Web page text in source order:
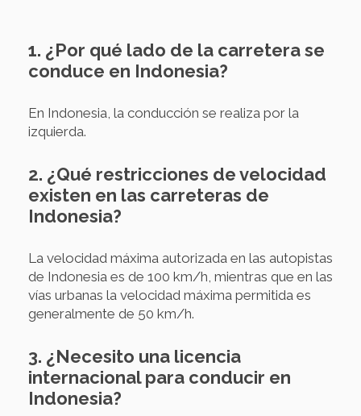
1. ¿Por qué lado de la carretera se
conduce en Indonesia?
En Indonesia, la conducción se realiza por la
izquierda.
2. ¿Qué restricciones de velocidad
existen en las carreteras de
Indonesia?
La velocidad máxima autorizada en las autopistas
de Indonesia es de 100 km/h, mientras que en las
vías urbanas la velocidad máxima permitida es
generalmente de 50 km/h.
3. ¿Necesito una licencia
internacional para conducir en
Indonesia?